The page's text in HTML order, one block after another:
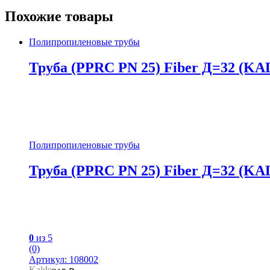
Похожие товары
Полипропиленовые трубы
Труба (PPRC PN 25) Fiber Д=32
Полипропиленовые трубы
Труба (PPRC PN 25) Fiber Д=32
0 из 5
(0)
Артикул: 108002